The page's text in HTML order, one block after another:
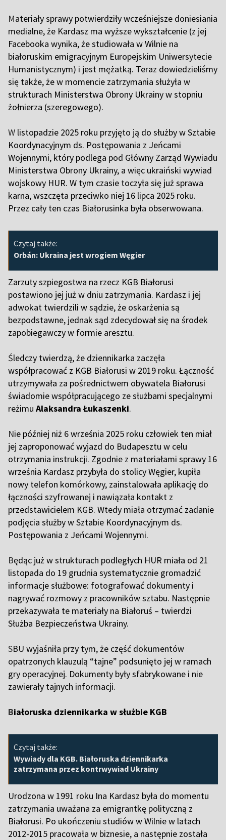
Materiały sprawy potwierdziły wcześniejsze doniesiania
medialne, że Kardasz ma wyższe wykształcenie (z jej
Facebooka wynika, że studiowała w Wilnie na
białoruskim emigracyjnym Europejskim Uniwersytecie
Humanistycznym) i jest mężatką. Teraz dowiedzieliśmy
się także, że w momencie zatrzymania służyła w
strukturach Ministerstwa Obrony Ukrainy w stopniu
żołnierza (szeregowego).
W listopadzie 2025 roku przyjęto ją do służby w Sztabie
Koordynacyjnym ds. Postępowania z Jeńcami
Wojennymi, który podlega pod Główny Zarząd Wywiadu
Ministerstwa Obrony Ukrainy, a więc ukraiński wywiad
wojskowy HUR. W tym czasie toczyła się już sprawa
karna, wszczęta przeciwko niej 16 lipca 2025 roku.
Przez cały ten czas Białorusinka była obserwowana.
Czytaj także:
Orbán: Ukraina jest wrogiem Węgier
Zarzuty szpiegostwa na rzecz KGB Białorusi
postawiono jej już w dniu zatrzymania. Kardasz i jej
adwokat twierdzili w sądzie, że oskarżenia są
bezpodstawne, jednak sąd zdecydował się na środek
zapobiegawczy w formie aresztu.
Śledczy twierdzą, że dziennikarka zaczęła
współpracować z KGB Białorusi w 2019 roku. Łączność
utrzymywała za pośrednictwem obywatela Białorusi
świadomie współpracującego ze służbami specjalnymi
reżimu Alaksandra Łukaszenki.
Nie później niż 6 września 2025 roku człowiek ten miał
jej zaproponować wyjazd do Budapesztu w celu
otrzymania instrukcji. Zgodnie z materiałami sprawy 16
września Kardasz przybyła do stolicy Węgier, kupiła
nowy telefon komórkowy, zainstalowała aplikację do
łączności szyfrowanej i nawiązała kontakt z
przedstawicielem KGB. Wtedy miała otrzymać zadanie
podjęcia służby w Sztabie Koordynacyjnym ds.
Postępowania z Jeńcami Wojennymi.
Będąc już w strukturach podległych HUR miała od 21
listopada do 19 grudnia systematycznie gromadzić
informacje służbowe: fotografować dokumenty i
nagrywać rozmowy z pracowników sztabu. Następnie
przekazywała te materiały na Białoruś – twierdzi
Służba Bezpieczeństwa Ukrainy.
SBU wyjaśniła przy tym, że część dokumentów
opatrzonych klauzulą “tajne” podsunięto jej w ramach
gry operacyjnej. Dokumenty były sfabrykowane i nie
zawierały tajnych informacji.
Białoruska dziennikarka w służbie KGB
Czytaj także:
Wywiady dla KGB. Białoruska dziennikarka
zatrzymana przez kontrwywiad Ukrainy
Urodzona w 1991 roku Ina Kardasz była do momentu
zatrzymania uważana za emigrantkę polityczną z
Białorusi. Po ukończeniu studiów w Wilnie w latach
2012-2015 pracowała w biznesie, a następnie została